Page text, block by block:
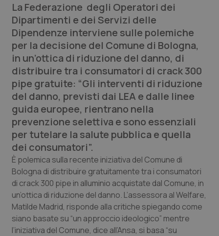
Lettere al direttore
Edizioni Regionali
QS Pro
Professionisti Sanitari.AI
Abruzzo
Basilicata
Calabria
Campania
Emilia-Romagna
QS Pro Gold
Artrite & artrosi
Asma & BPCO
Car-T
Colesterolo & coronaropatie
QS Club Newsletter
La Federazione degli Operatori dei
Dipartimenti e dei Servizi delle
Dipendenze interviene sulle polemiche
per la decisione del Comune di Bologna,
in un’ottica di riduzione del danno, di
distribuire tra i consumatori di crack 300
pipe gratuite: “Gli interventi di riduzione
del danno, previsti dai LEA e dalle linee
guida europee, rientrano nella
prevenzione selettiva e sono essenziali
per tutelare la salute pubblica e quella
dei consumatori”.
È polemica sulla recente iniziativa del Comune di
Bologna di distribuire gratuitamente tra i consumatori
di crack 300 pipe in alluminio acquistate dal Comune, in
un’ottica di riduzione del danno. L’assessora al Welfare,
Matilde Madrid, risponde alla critiche spiegando come
siano basate su “un approccio ideologico” mentre
l’iniziativa del Comune, dice all’Ansa, si basa “su